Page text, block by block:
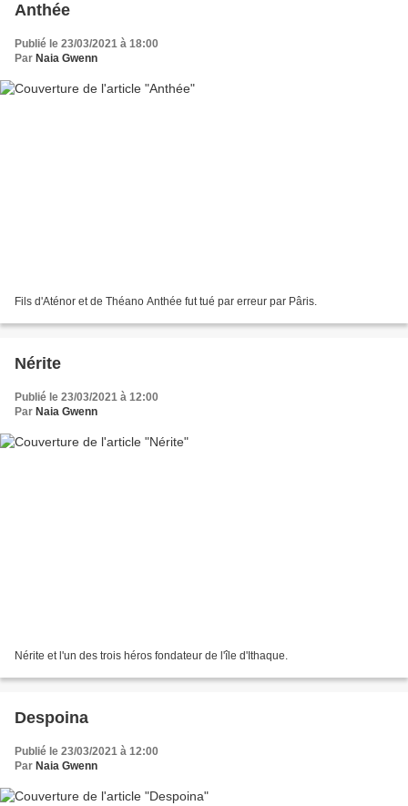
Anthée
Publié le 23/03/2021 à 18:00
Par Naia Gwenn
Fils d'Aténor et de Théano Anthée fut tué par erreur par Pâris.
Nérite
Publié le 23/03/2021 à 12:00
Par Naia Gwenn
Nérite et l'un des trois héros fondateur de l'île d'Ithaque.
Despoina
Publié le 23/03/2021 à 12:00
Par Naia Gwenn